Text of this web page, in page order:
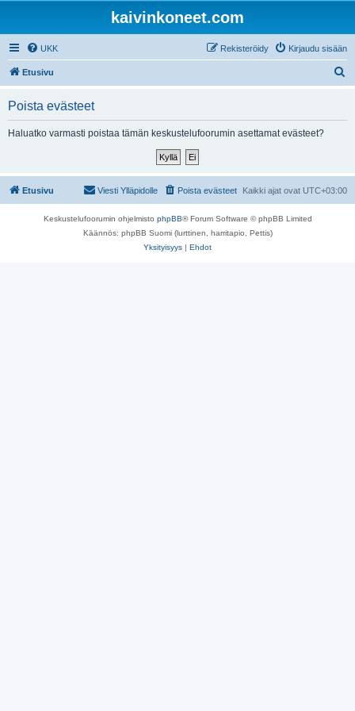
kaivinkoneet.com
UKK Kirjaudu sisään
Rekisteröidy
Etusivu
Poista evästeet
Haluatko varmasti poistaa tämän keskustelufoorumin asettamat evästeet?
Etusivu Kaikki ajat ovat UTC+03:00
Poista evästeet
Viesti Ylläpidolle
Keskustelufoorumin ohjelmisto phpBB® Forum Software © phpBB Limited
Käännös: phpBB Suomi (lurttinen, harritapio, Pettis)
Yksityisyys | Ehdot